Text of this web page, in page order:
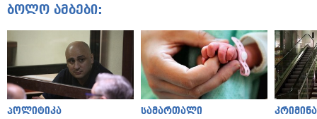
ბოლო ამბები:
პოლიტიკა სამართალი